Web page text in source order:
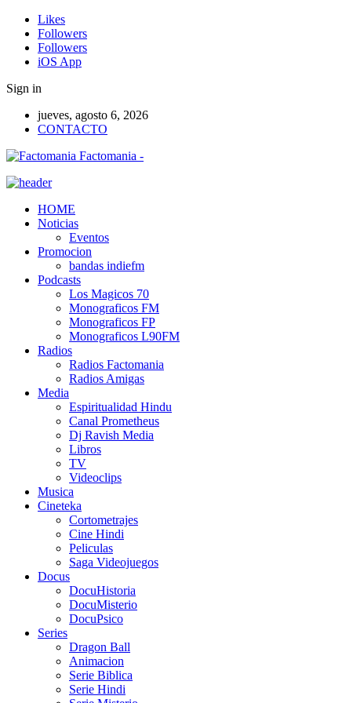
Likes
Followers
Followers
iOS App
Sign in
jueves, agosto 6, 2026
CONTACTO
Factomania -
HOME
Noticias
Eventos
Promocion
bandas indiefm
Podcasts
Los Magicos 70
Monograficos FM
Monograficos FP
Monograficos L90FM
Radios
Radios Factomania
Radios Amigas
Media
Espiritualidad Hindu
Canal Prometheus
Dj Ravish Media
Libros
TV
Videoclips
Musica
Cineteka
Cortometrajes
Cine Hindi
Peliculas
Saga Videojuegos
Docus
DocuHistoria
DocuMisterio
DocuPsico
Series
Dragon Ball
Animacion
Serie Biblica
Serie Hindi